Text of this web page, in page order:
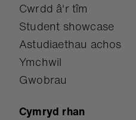
Cwrdd â'r tîm
Student showcase
Astudiaethau achos
Ymchwil
Gwobrau
Cymryd rhan